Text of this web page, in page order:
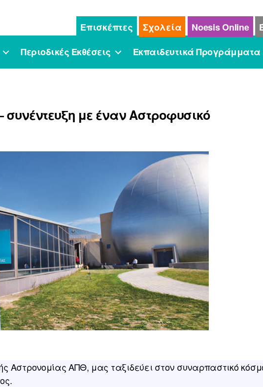
Επισκέπτες Σχολεία Noesis Online
Περιοδικές Εκθέσεις Εκπαιδευτικά Προγράμματα
συνέντευξη με έναν Αστροφυσικό
Αστρονομίας ΑΠΘ, μας ταξιδεύει στον συναρπαστικό